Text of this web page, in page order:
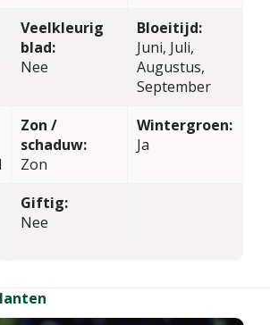
Veelkleurig
blad:
Nee
Bloeitijd:
Juni, Juli,
Augustus,
September
Zon /
schaduw:
Zon
Wintergroen:
Ja
Giftig:
Nee